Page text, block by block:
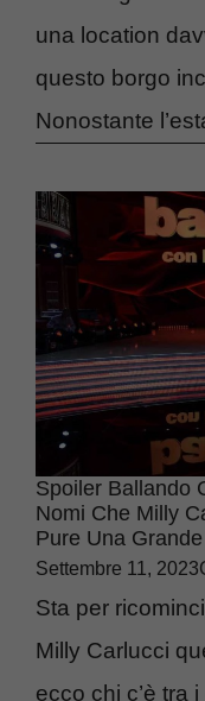
una location
questo borgo
Nonostante
Spoiler Ballando
Nomi Che Milly
Pure Una
Settembre 11, 2023
Sta per
Milly Carlucci
ecco chi c’è tra